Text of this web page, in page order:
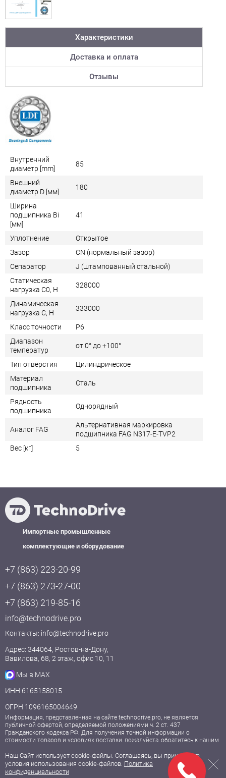
Характеристики
Доставка и оплата
Отзывы
Внутренний
диаметр [mm]
85
Внешний
диаметр D [мм]
180
Ширина
подшипника Bi
[мм]
41
Уплотнение
Открытое
Зазор
CN (нормальный зазор)
Сепаратор
J (штампованный стальной)
Статическая
нагрузка C0, Н
328000
Динамическая
нагрузка C, Н
333000
Класс точности
P6
Диапазон
температур
от 0° до +100°
Тип отверстия
Цилиндрическое
Материал
подшипника
Сталь
Рядность
подшипника
Однорядный
Аналог FAG
Альтернативная маркировка
подшипника FAG N317-E-TVP2
Вес [кг]
5
Импортные промышленные
комплектующие и оборудование
+7 (863) 223-20-99
+7 (863) 273-27-00
+7 (863) 219-85-16
info@technodrive.pro
Контакты: info@technodrive.pro
Адрес: 344064, Ростов-на-Дону,
Вавилова, 68, 2 этаж, офис 10, 11
Мы в MAX
ИНН 6165158015
ОГРН 1096165004649
Информация, представленная на сайте technodrive.pro, не является
публичной офертой, определяемой положениями ч. 2 ст. 437
Гражданского кодекса РФ. Для получения точной информации о
стоимости товаров и условиях поставки, пожалуйста, обратитесь к нашим
© 2009—2026, ООО «Технодрайв».
Наш Сайт использует cookie-файлы. Соглашаясь, вы принимаете
условия использования cookie-файлов. Политика
конфиденциальности